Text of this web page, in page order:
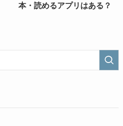
本・読めるアプリはある？